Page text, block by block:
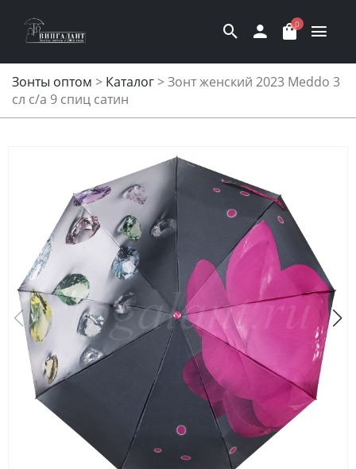
0
Зонты оптом > Каталог>Зонт женский 2023 Meddo 3
сл с/а 9 спиц сатин